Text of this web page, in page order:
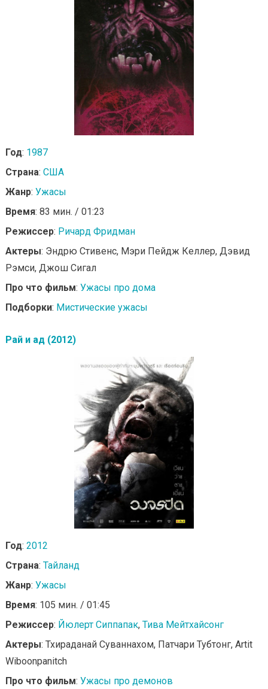
Год: 1987
Страна: США
Жанр: Ужасы
Время: 83 мин. / 01:23
Режиссер: Ричард Фридман
Актеры: Эндрю Стивенс, Мэри Пейдж Келлер, Дэвид
Рэмси, Джош Сигал
Про что фильм: Ужасы про дома
Подборки: Мистические ужасы
Рай и ад (2012)
Год: 2012
Страна: Тайланд
Жанр: Ужасы
Время: 105 мин. / 01:45
Режиссер: Йюлерт Сиппапак, Тива Мейтхайсонг
Актеры: Тхираданай Суваннахом, Патчари Тубтонг, Artit
Wiboonpanitch
Про что фильм: Ужасы про демонов